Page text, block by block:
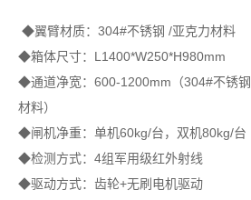
◆翼臂材质：304#不锈钢 /亚克力材料
◆箱体尺寸：L1400*W250*H980mm
◆通道净宽：600-1200mm（304#不锈
材料）
◆闸机净重：单机60kg/台，双机80kg/台
◆检测方式：4组军用级
◆驱动方式：齿轮+无刷电机驱动